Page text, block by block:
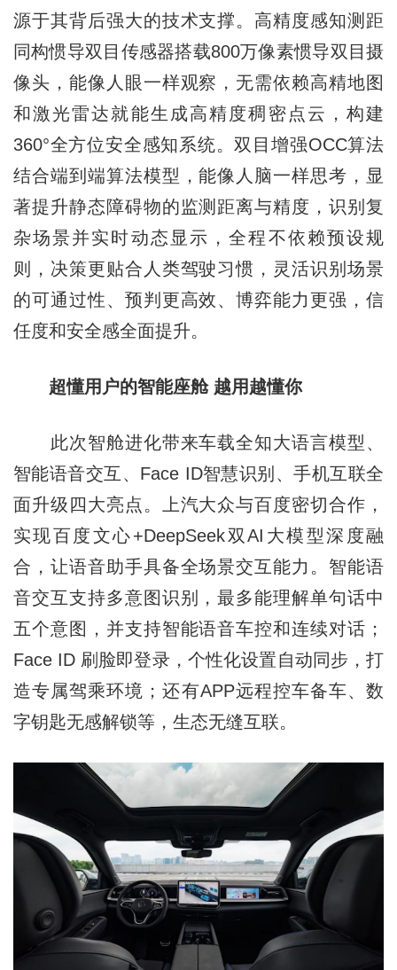
源于其背后强大的技术支撑。高精度感知测距
同构惯导双目传感器搭载800万像素惯导双目摄
像头，能像人眼一样观察，无需依赖高精地图
和激光雷达就能生成高精度稠密点云，构建
360°全方位安全感知系统。双目增强OCC算法
结合端到端算法模型，能像人脑一样思考，显
著提升静态障碍物的监测距离与精度，识别复
杂场景并实时动态显示，全程不依赖预设规
则，决策更贴合人类驾驶习惯，灵活识别场景
的可通过性、预判更高效、博弈能力更强，信
任度和安全感全面提升。
超懂用户的智能座舱 越用越懂你
此次智舱进化带来车载全知大语言模型、
智能语音交互、Face ID智慧识别、手机互联全
面升级四大亮点。上汽大众与百度密切合作，
实现百度文心+DeepSeek双AI大模型深度融
合，让语音助手具备全场景交互能力。智能语
音交互支持多意图识别，最多能理解单句话中
五个意图，并支持智能语音车控和连续对话；
Face ID 刷脸即登录，个性化设置自动同步，打
造专属驾乘环境；还有APP远程控车备车、数
字钥匙无感解锁等，生态无缝互联。